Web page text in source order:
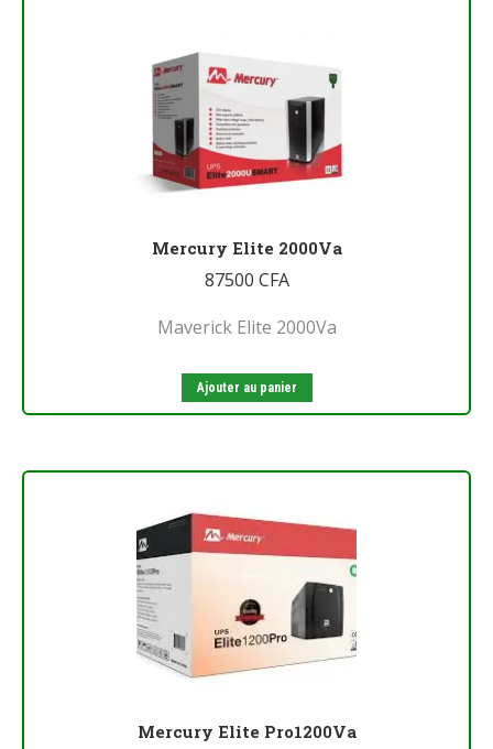
Mercury Elite 2000Va
87500 CFA
Maverick Elite 2000Va
Ajouter au panier
Mercury Elite Pro1200Va